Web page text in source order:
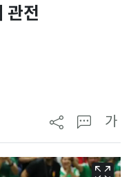
관전
가